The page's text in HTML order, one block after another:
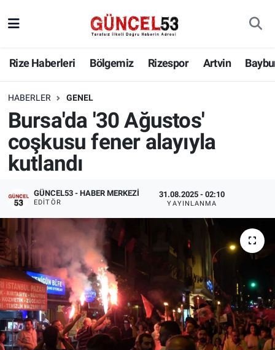
Rize Haberleri Bölgemiz Rizespor Artvin
HABERLER GENEL
Bursa'da '30 Ağustos'
coşkusu fener alayıyla
kutlandı
GÜNCEL53 - HABER MERKEZI
EDITÖR
31.08.2025 - 02:10
YAYINLANMA